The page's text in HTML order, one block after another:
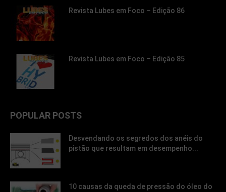
Revista Lubes em Foco – Edição 86
Revista Lubes em Foco – Edição 85
POPULAR POSTS
Desvendando os segredos dos anéis do
pistão que resultam em desempenho...
10 causas da queda de pressão do óleo do